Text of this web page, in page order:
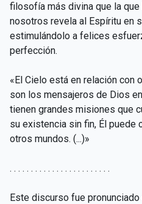
filosofía más divina que la
nosotros revela al Espíritu en
estimulándolo a felices
perfección.
«El Cielo está en relación con
son los mensajeros de Dios
tienen grandes misiones que
su existencia sin fin, Él puede
otros mundos. (...)»
. . . . . . . . . . . . . . . . . . . . . . . .
Este discurso fue